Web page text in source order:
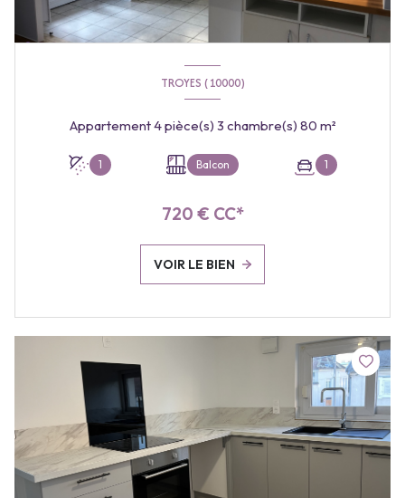
TROYES (10000)
Appartement 4 pièce(s) 3 chambre(s) 80 m²
1 Balcon 1
720 € CC*
VOIR LE BIEN